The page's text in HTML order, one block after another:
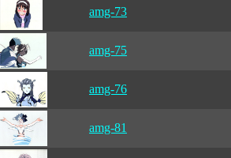
amg-73
amg-75
amg-76
amg-81